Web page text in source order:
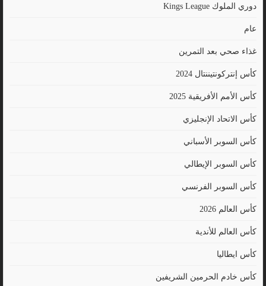
دوري الملوك Kings League
عام
غذاء صحي بعد التمرين
كأس إنتركونتيننتال 2024
كأس الأمم الأفريقية 2025
كأس الاتحاد الإنجليزي
كأس السوبر الأسباني
كأس السوبر الإيطالي
كأس السوبر الفرنسي
كأس العالم 2026
كأس العالم للأندية
كأس ايطاليا
كأس خادم الحرمين الشريفين